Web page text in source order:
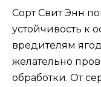
Сорт Свит Энн
устойчивость к
вредителям
желательно
обработки. От